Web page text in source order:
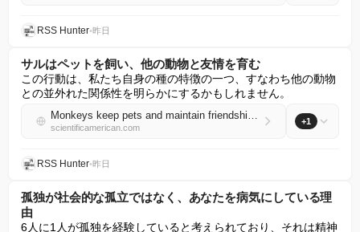
RSS Hunter•昨日
サルはペットを飼い、他の動物と友情を育む
この行動は、私たち自身の種の特徴の一つ、すなわち他の動物
との並外れた関係性を明らかにするかもしれません。
Monkeys keep pets and maintain friendships with other animals
scientificamerican.com
+1
RSS Hunter•昨日
孤独が社会的な孤立ではなく、あなたを病気にしている理
由
6人に1人が孤独を経験していると考えられており、それは精神